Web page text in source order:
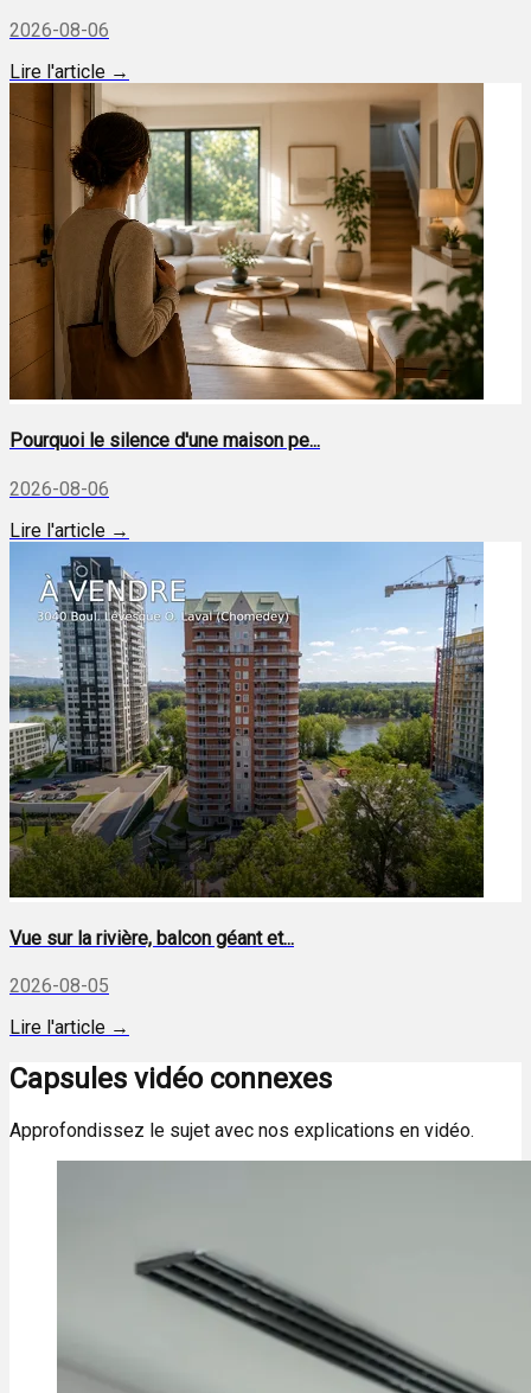
2026-08-06
Lire l'article →
Pourquoi le silence d'une maison pe...
2026-08-06
Lire l'article →
Vue sur la rivière, balcon géant et...
2026-08-05
Lire l'article →
Capsules vidéo connexes
Approfondissez le sujet avec nos explications en vidéo.